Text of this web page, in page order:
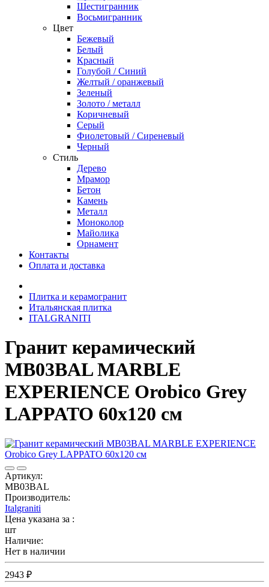
Шестигранник
Восьмигранник
Цвет
Бежевый
Белый
Красный
Голубой / Синий
Желтый / оранжевый
Зеленый
Золото / металл
Коричневый
Серый
Фиолетовый / Сиреневый
Черный
Стиль
Дерево
Мрамор
Бетон
Камень
Металл
Моноколор
Майолика
Орнамент
Контакты
Оплата и доставка
Плитка и керамогранит
Итальянская плитка
ITALGRANITI
Гранит керамический
MB03BAL MARBLE
EXPERIENCE Orobico Grey
LAPPATO 60x120 см
Артикул:
MB03BAL
Производитель:
Italgraniti
Цена указана за :
шт
Наличие:
Нет в наличии
2943 ₽